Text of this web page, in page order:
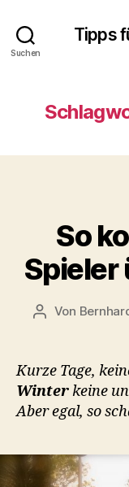
Suchen
Tipps
So
Spieler
Beitragsautor
Von
Kurze Tage,
Winterkeine
Aber egal, so